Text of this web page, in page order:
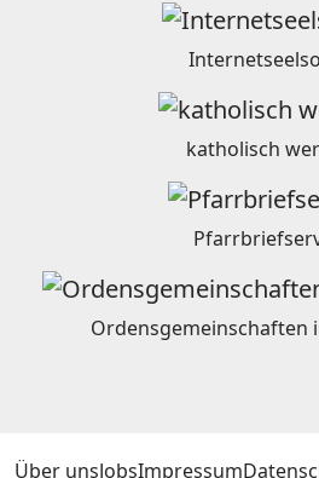
katholisch
Ordensgemeinschaften
Über unsJobsImpressum